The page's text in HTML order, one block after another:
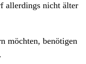
allerdings nicht älter
möchten, benötigen